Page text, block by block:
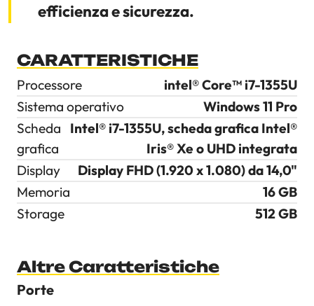
efficienza e sicurezza.
CARATTERISTICHE
Processore
intel® Core™ i7-1355U
Sistema operativo
Windows 11 Pro
Scheda
grafica
Intel® i7-1355U, scheda grafica Intel®
Iris® Xe o UHD integrata
Display
Display FHD (1.920 x 1.080) da 14,0"
Memoria
16 GB
Storage
512 GB
Altre Caratteristiche
Porte